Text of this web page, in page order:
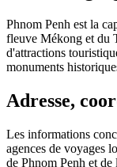
Phnom Penh est la
fleuve Mékong et du
d'attractions
monuments
Adresse,
Les informations
agences de voyages
de Phnom Penh et de